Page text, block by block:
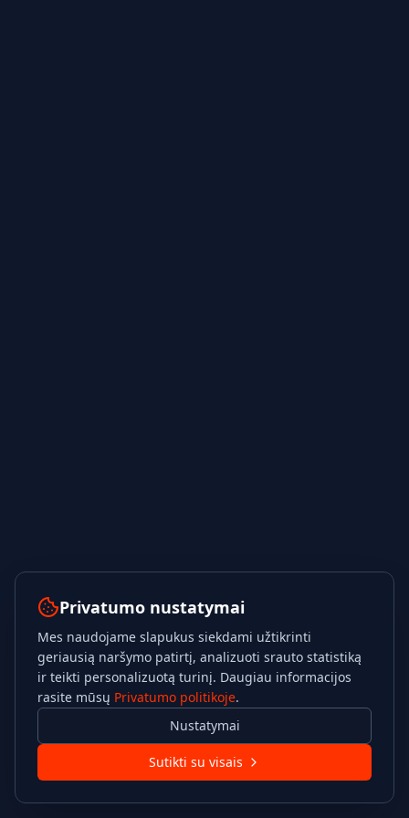
Privatumo nustatymai
Mes naudojame slapukus siekdami užtikrinti
geriausią naršymo patirtį, analizuoti srauto statistiką
ir teikti personalizuotą turinį. Daugiau informacijos
rasite mūsų Privatumo politikoje.
Nustatymai
Sutikti su visais